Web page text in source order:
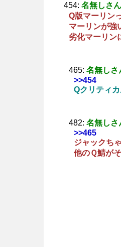
454: 名無しさん
Q版マーリン
マーリンが強
劣化マーリン
465: 名無しさ
>>454
Qクリティ
482: 名無しさ
>>465
ジャックち
他のＱ鯖が